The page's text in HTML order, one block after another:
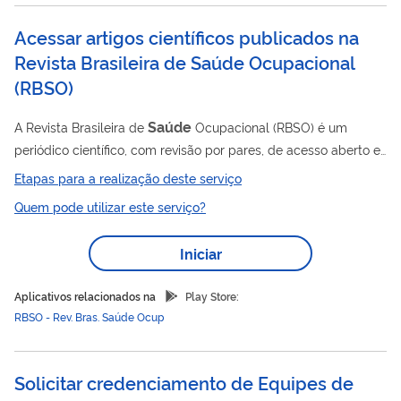
Acessar artigos científicos publicados na
Revista Brasileira de Saúde Ocupacional
(RBSO)
A Revista Brasileira de Saúde Ocupacional (RBSO) é um
periódico científico, com revisão por pares, de acesso aberto e
gratuito, editado e publicado pela Fundacentro desde 1973.
Destina-se à difusão de artigos originais sobre Segurança e
Saúdedo Trabalhador (SST) cujo conteúdo venha a contribuir
para o entendimento e a melhoria das condições de trabalho,
para a prevenção de acidentes e doenças do trabalho e para
relacionadas ao tema. ...
Etapas para a realização deste serviço
Quem pode utilizar este serviço?
Iniciar
Aplicativos relacionados na
Play Store:
RBSO - Rev. Bras. Saúde Ocup
Solicitar credenciamento de Equipes de